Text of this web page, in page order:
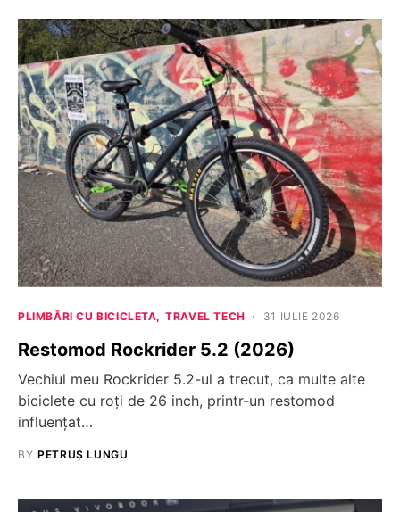
PLIMBĂRI CU BICICLETA TRAVEL TECH 31 IULIE 2026
Restomod Rockrider 5.2 (2026)
Vechiul meu Rockrider 5.2-ul a trecut, ca multe alte
biciclete cu roți de 26 inch, printr-un restomod
influențat…
BY PETRUȘ LUNGU